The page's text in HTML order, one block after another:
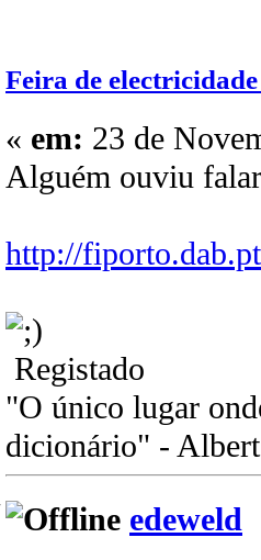
Feira de
« em: 23 de
Alguém ouviu
http://
Registado
"O único lugar
dicionário" -
edeweld